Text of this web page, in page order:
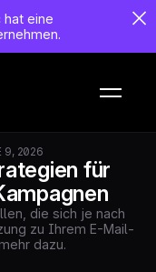
hat eine
9, 2026
für
die sich je nach
zu Ihrem E-Mail-
dazu.